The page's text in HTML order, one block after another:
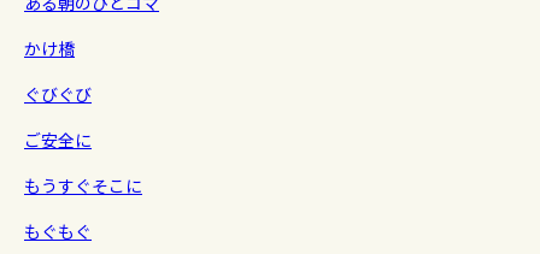
かけ橋
ぐびぐび
ご安全に
もうすぐそこに
もぐもぐ